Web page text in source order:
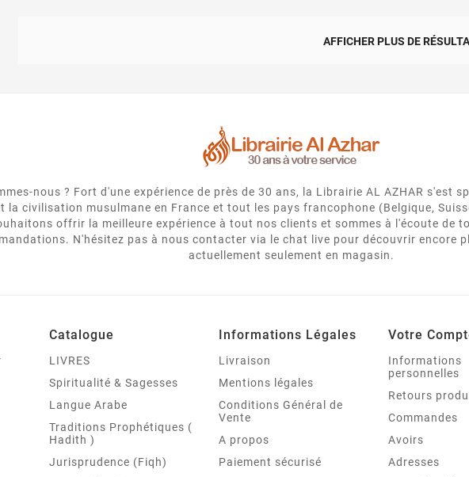
AFFICHER PLUS DE
nous ? Fort d'une expérience de près de 30 ans, la Librairie AL AZHAR s'est
la civilisation musulmane en France et tout les pays francophone (Belgique,
offrir la meilleure expérience à tout nos clients et sommes à l'écoute de
N'hésitez pas à nous contacter via le chat live pour découvrir encore
actuellement seulement en magasin.
Catalogue
LIVRES
Spiritualité & Sagesses
Langue Arabe
Traditions Prophétiques (
Hadith )
Jurisprudence (Fiqh)
Informations Légales
Livraison
Mentions légales
Conditions Général de
Vente
A propos
Paiement sécurisé
Votre
Informations
personnelles
Retours
Commandes
Avoirs
Adresses